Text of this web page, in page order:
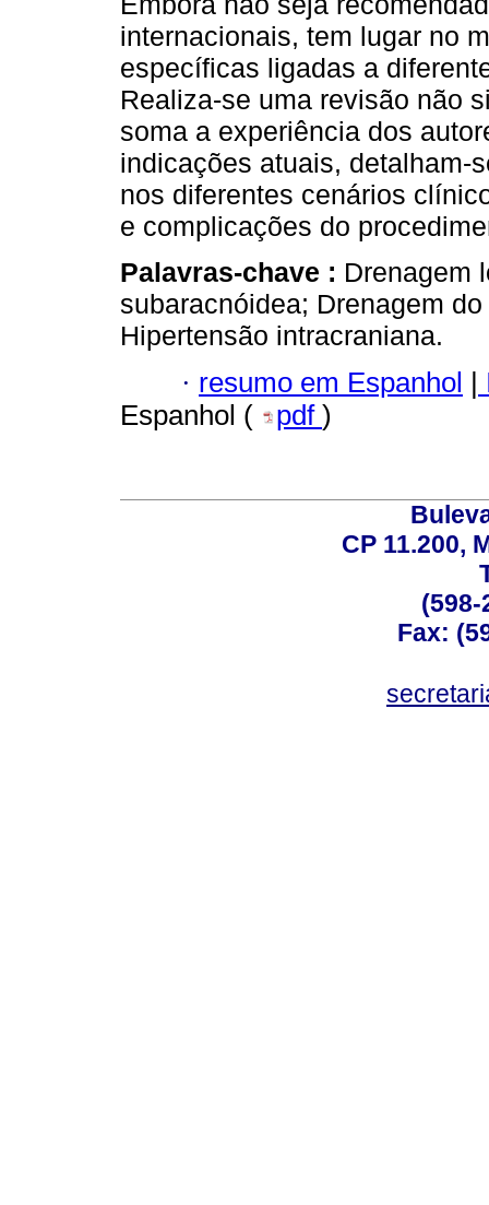
internacionais, tem lugar no
específicas ligadas a
Realiza-se uma revisão não
soma a experiência dos
indicações atuais, detalham-
nos diferentes cenários
e complicações do
Palavras-chave : Drenagem
subaracnóidea; Drenagem
Hipertensão intracraniana.
· resumo em Espanhol |
Espanhol (
pdf )
CP 11.200,
(598-
Fax: